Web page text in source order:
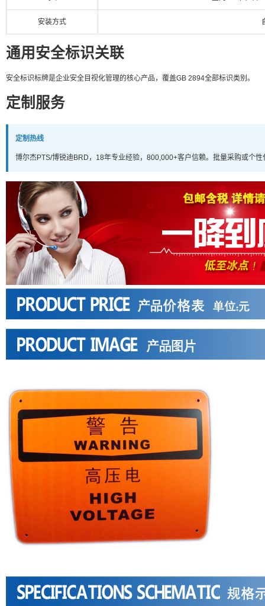
安装方式
通用安全标识关联
安全标识标牌是企业安全目视化管理的核心产品，覆盖GB 2894全部标识类别。
定制服务
定制热线
博尔杰PTS/博锐迪BRD，18年专业经验，800,000+客户信赖。批量采购或个